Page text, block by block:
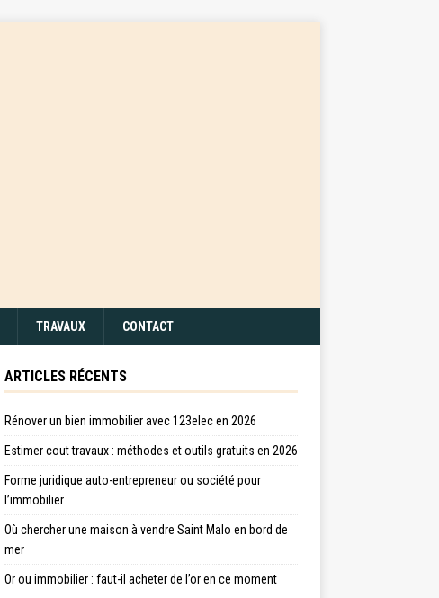
TRAVAUX CONTACT
ARTICLES RÉCENTS
Rénover un bien immobilier avec 123elec en 2026
Estimer cout travaux : méthodes et outils gratuits en 2026
Forme juridique auto-entrepreneur ou société pour
l’immobilier
Où chercher une maison à vendre Saint Malo en bord de
mer
Or ou immobilier : faut-il acheter de l’or en ce moment